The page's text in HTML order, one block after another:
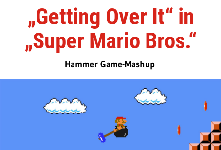
„Getting Over It“ in
„Super Mario Bros.“
Hammer Game-Mashup